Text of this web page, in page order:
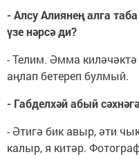
- Алсу Алиянеңалга
үзе нәрсә ди?
- Телим. Әмма
аңлап бетереп булмый.
- Габделхәй абый
- Әтигә бик авыр, әти
калыр, я китәр.